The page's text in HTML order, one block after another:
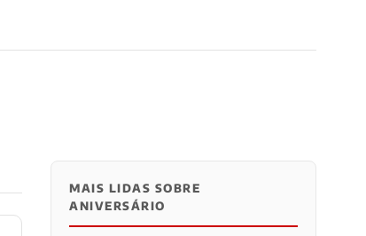
MAIS LIDAS SOBRE
ANIVERSÁRIO